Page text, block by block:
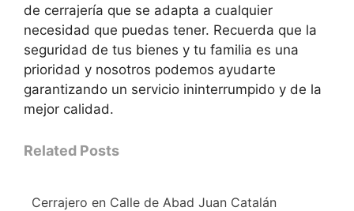
de cerrajería que se adapta a cualquier
necesidad que puedas tener. Recuerda que la
seguridad de tus bienes y tu familia es una
prioridad y nosotros podemos ayudarte
garantizando un servicio ininterrumpido y de la
mejor calidad.
Related Posts
Cerrajero en Calle de Abad Juan Catalán